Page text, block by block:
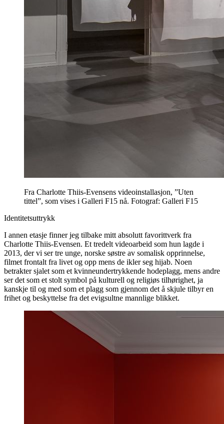
Fra Charlotte Thiis-Evensens videoinstallasjon, ”Uten
tittel”, som vises i Galleri F15 nå. Fotograf: Galleri F15
Identitetsuttrykk
I annen etasje finner jeg tilbake mitt absolutt favorittverk fra
Charlotte Thiis-Evensen. Et tredelt videoarbeid som hun lagde i
2013, der vi ser tre unge, norske søstre av somalisk opprinnelse,
filmet frontalt fra livet og opp mens de ikler seg hijab. Noen
betrakter sjalet som et kvinneundertrykkende hodeplagg, mens andre
ser det som et stolt symbol på kulturell og religiøs tilhørighet, ja
kanskje til og med som et plagg som gjennom det å skjule tilbyr en
frihet og beskyttelse fra det evigsultne mannlige blikket.